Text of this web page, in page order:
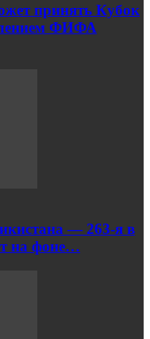
принять Кубок
ФИФА
— 263-я в
на фоне…